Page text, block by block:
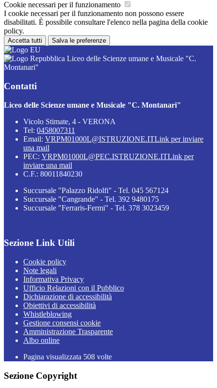
Cookie necessari per il funzionamento
I cookie necessari per il funzionamento non possono essere
disabilitati. È possibile consultare l'elenco nella pagina della cookie
policy.
Accetta tutti Salva le preferenze
Liceo delle Scienze umane e Musicale "C.
Montanari"
Contatti
Liceo delle Scienze umane e Musicale "C. Montanari"
Vicolo Stimate, 4 - VERONA
Tel: 0458007311
Email: VRPM01000L@ISTRUZIONE.ITLink per inviare
una mail
PEC: VRPM01000L@PEC.ISTRUZIONE.ITLink per
inviare una mail
C.F.: 80011840230
Succursale "Palazzo Ridolfi" - Tel. 045 567124
Succursale "Cangrande" - Tel. 392 9480175
Succursale "Ferraris-Fermi" - Tel. 378 3023459
Sezione Link Utili
Cookie policy
Note legali
Informativa Privacy
Ufficio Relazioni con il Pubblico
Dichiarazione di accessibilità
Obiettivi di accessibilità
Whistleblowing
Gestione consensi cookie
Amministrazione Trasparente
Albo online
Pagina visualizzata 508 volte
Sezione Copyright